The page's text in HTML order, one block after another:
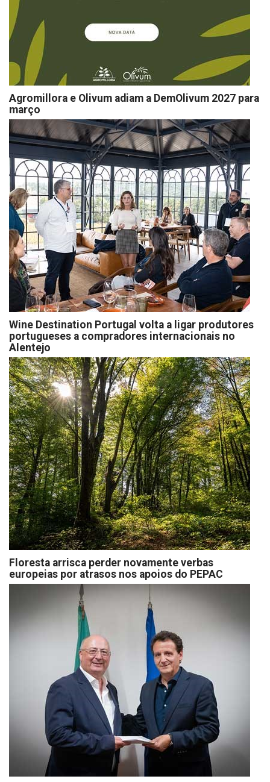
Agromillora e Olivum adiam a DemOlivum 2027 para
março
Wine Destination Portugal volta a ligar produtores
portugueses a compradores internacionais no
Alentejo
Floresta arrisca perder novamente verbas
europeias por atrasos nos apoios do PEPAC